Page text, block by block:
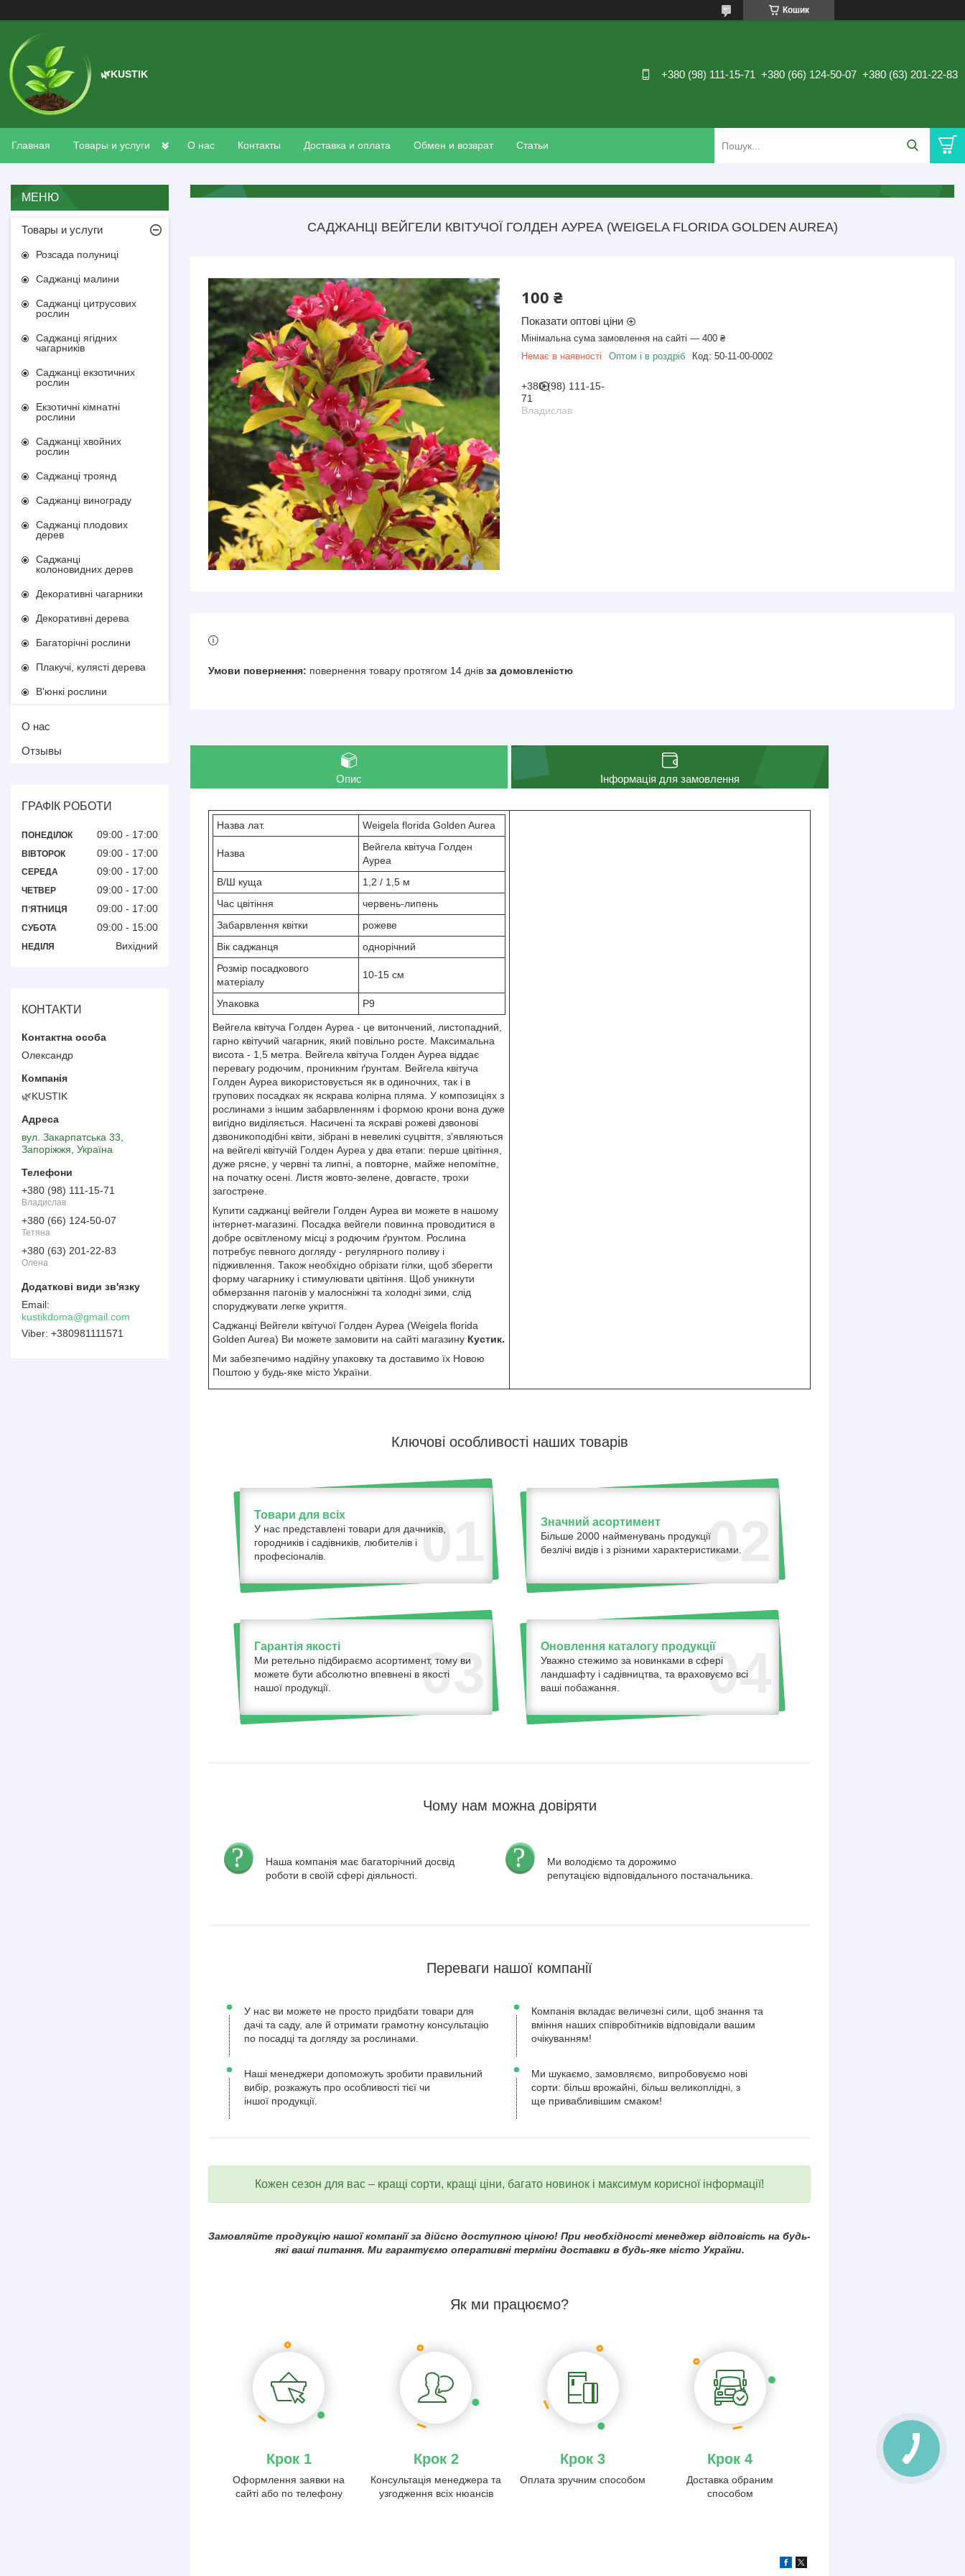
Кошик
🌿KUSTIK +380 (98) 111-15-71 +380 (66) 124-50-07 +380 (63) 201-22-83
Главная Товары и услуги О нас Контакты Доставка и оплата Обмен и возврат Статьи
САДЖАНЦІ ВЕЙГЕЛИ КВІТУЧОЇ ГОЛДЕН АУРЕА (WEIGELA FLORIDA GOLDEN AUREA)
100 ₴
Показати оптові ціни
Мінімальна сума замовлення на сайті — 400 ₴
Немає в наявності
Оптом і в роздріб Код: 50-11-00-0002
+380 (98) 111-15-
71
Владислав
повернення товару протягом 14 днів за домовленістю
Опис Інформація для замовлення
Назва лат. Weigela florida Golden Aurea
Назва
Вейгела квітуча Голден
Ауреа
В/Ш куща
1,2 / 1,5 м
Час цвітіння
червень-липень
Забарвлення квітки
рожеве
Вік саджанця
однорічний
Розмір посадкового
матеріалу
10-15 см
Упаковка Р9
Вейгела квітуча Голден Ауреа - це витончений, листопадний,
гарно квітучий чагарник, який повільно росте. Максимальна
висота - 1,5 метра. Вейгела квітуча Голден Ауреа віддає
перевагу родючим, проникним ґрунтам. Вейгела квітуча
Голден Ауреа використовується як в одиночних, так і в
групових посадках як яскрава колірна пляма. У композиціях з
рослинами з іншим забарвленням і формою крони вона дуже
вигідно виділяється. Насичені та яскраві рожеві дзвонові
дзвоникоподібні квіти, зібрані в невеликі суцвіття, з'являються
на вейгелі квітучій Голден Ауреа у два етапи: перше цвітіння,
дуже рясне, у червні та липні, а повторне, майже непомітне,
на початку осені. Листя жовто-зелене, довгасте, трохи
загострене.
Купити саджанці вейгели Голден Ауреа ви можете в нашому
інтернет-магазині. Посадка вейгели повинна проводитися в
добре освітленому місці з родючим ґрунтом. Рослина
потребує певного догляду - регулярного поливу і
підживлення. Також необхідно обрізати гілки, щоб зберегти
форму чагарнику і стимулювати цвітіння. Щоб уникнути
обмерзання пагонів у малосніжні та холодні зими, слід
споруджувати легке укриття.
Саджанці Вейгели квітучої Голден Ауреа (Weigela florida
Golden Aurea) Ви можете замовити на сайті магазину Кустик.
Ми забезпечимо надійну упаковку та доставимо їх Новою
Поштою у будь-яке місто України.
Ключові особливості наших товарів
01
Товари для всіх
У нас представлені товари для дачників,
городників і садівників, любителів і
професіоналів.
02
Значний асортимент
Більше 2000 найменувань продукції
безлічі видів і з різними характеристиками.
03
Гарантія якості
Ми ретельно підбираємо асортимент, тому ви
можете бути абсолютно впевнені в якості
нашої продукції.
04
Оновлення каталогу продукції
Уважно стежимо за новинками в сфері
ландшафту і садівництва, та враховуємо всі
ваші побажання.
Чому нам можна довіряти
Наша компанія має багаторічний досвід
роботи в своїй сфері діяльності.
Ми володіємо та дорожимо
репутацією відповідального постачальника.
Переваги нашої компанії
У нас ви можете не просто придбати товари для
дачі та саду, але й отримати грамотну консультацію
по посадці та догляду за рослинами.
Компанія вкладає величезні сили, щоб знання та
вміння наших співробітників відповідали вашим
очікуванням!
Наші менеджери допоможуть зробити правильний
вибір, розкажуть про особливості тієї чи
іншої продукції.
Ми шукаємо, замовляємо, випробовуємо нові
сорти: більш врожайні, більш великоплідні, з
ще привабливішим смаком!
Кожен сезон для вас – кращі сорти, кращі ціни, багато новинок і максимум корисної інформації!
Замовляйте продукцію нашої компанії за дійсно доступною ціною! При необхідності менеджер відповість на будь-
які ваші питання. Ми гарантуємо оперативні терміни доставки в будь-яке місто України.
Як ми працюємо?
Крок 1
Оформлення заявки на
сайті або по телефону
Крок 2
Консультація менеджера та
узгодження всіх нюансів
Крок 3
Оплата зручним способом
Крок 4
Доставка обраним
способом
Товары и услуги
Розсада полуниці
Саджанці малини
Саджанці цитрусових
рослин
Саджанці ягідних
чагарників
Саджанці екзотичних
рослин
Екзотичні кімнатні
рослини
Саджанці хвойних
рослин
Саджанці троянд
Саджанці винограду
Саджанці плодових
дерев
Саджанці
колоновидних дерев
Декоративні чагарники
Декоративні дерева
Багаторічні рослини
Плакучі, кулясті дерева
В'юнкі рослини
О нас
Отзывы
ГРАФІК РОБОТИ
ПОНЕДІЛОК 09:00 17:00
ВІВТОРОК 09:00 17:00
СЕРЕДА 09:00 17:00
ЧЕТВЕР 09:00 17:00
ПʼЯТНИЦЯ 09:00 17:00
СУБОТА 09:00 15:00
НЕДІЛЯ Вихідний
КОНТАКТИ
Олександр
🌿KUSTIK
вул. Закарпатська 33,
Запоріжжя, Україна
+380 (98) 111-15-71
Владислав
+380 (66) 124-50-07
Тетяна
+380 (63) 201-22-83
Олена
kustikdoma@gmail.com
+380981111571